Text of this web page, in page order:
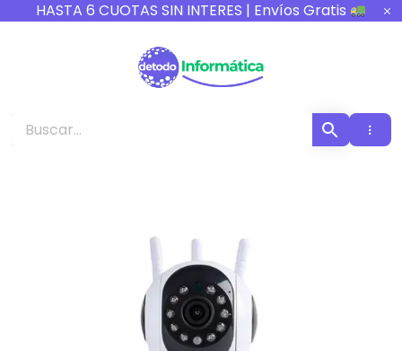
HASTA 6 CUOTAS SIN INTERES | Envíos Gratis
Detodo Informática